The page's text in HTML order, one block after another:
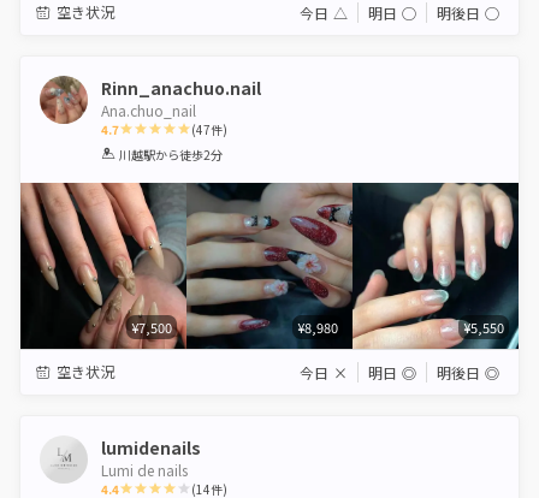
空き状況 今日 △ 明日 ◯ 明後日 ◯
Rinn_anachuo.nail
Ana.chuo_nail
4.7
1 2 3 4 5
(47件)
川越駅から徒歩2分
¥7,500 ¥8,980 ¥5,550
空き状況 今日 × 明日 ◎ 明後日 ◎
lumidenails
Lumi de nails
4.4 (14件)